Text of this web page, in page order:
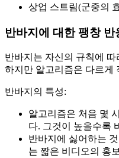
상업 스트림(군중의
반바지에 대한 팽창 반
반바지는 자신의 규칙에
하지만 알고리즘은 다르게
반바지의 특성:
알고리즘은 처음 몇
다. 그것이 높을수록
반바지에 싫어하는
는 짧은 비디오의 홍